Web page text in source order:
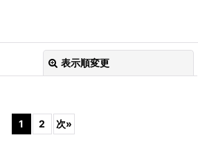
表示順変更
1 2 次»